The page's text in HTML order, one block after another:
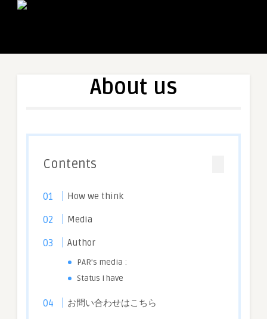
About us
Contents
How we think
Media
Author
PAR’s media :
Status I have
お問い合わせはこちら